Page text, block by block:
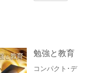
勉強と教育
コンパクト･デ